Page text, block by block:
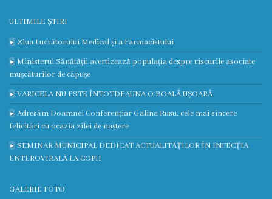
Contacte
ULTIMILE ȘTIRI
Ziua Lucrătorului Medical și a Farmacistului
Ministerul Sănătății avertizează populația despre riscurile asociate
mușcăturilor de căpușe
VARICELA NU ESTE ÎNTOTDEAUNA O BOALĂ UȘOARĂ
Adresăm Doamnei Conferențiar Galina Rusu, cele mai sincere
felicitări cu ocazia zilei de naștere
SEMINAR MUNICIPAL DEDICAT ACTUALITĂȚILOR ÎN INFECȚIA
ENTEROVIRALĂ LA COPII
GALERIE FOTO